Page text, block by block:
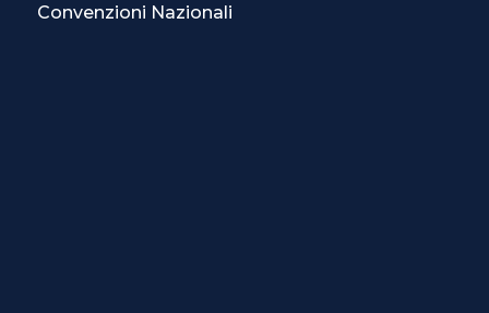
Convenzioni Nazionali